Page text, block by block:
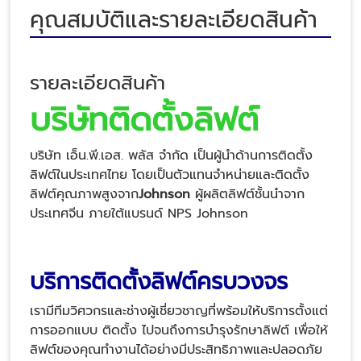
คุณสมบัติและรายละเอียดสินค้า
รายละเอียดสินค้า
บริษัทติดตั้งลิฟต์
บริษัท เอ็น.พี.เอส. พลัส จำกัด เป็นผู้นำด้านการติดตั้ง
ลิฟต์ในประเทศไทย โดยเป็นตัวแทนจำหน่ายและติดตั้ง
ลิฟต์คุณภาพสูงจากJohnson ผู้ผลิตลิฟต์ชั้นนำจาก
ประเทศจีน ภายใต้แบรนด์ NPS Johnson
บริการติดตั้งลิฟต์ครบวงจร
เรามีทีมวิศวกรและช่างผู้เชี่ยวชาญที่พร้อมให้บริการตั้งแต่
การออกแบบ ติดตั้ง ไปจนถึงการบำรุงรักษาลิฟต์ เพื่อให้
ลิฟต์ของคุณทำงานได้อย่างมีประสิทธิภาพและปลอดภัย